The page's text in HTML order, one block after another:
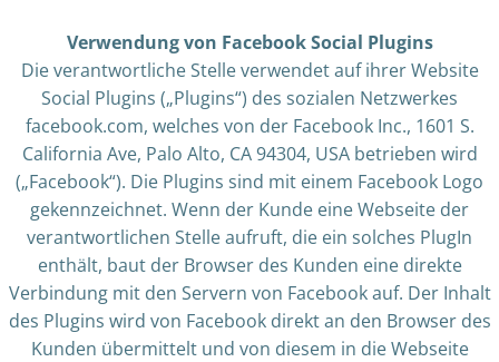
Verwendung von Facebook Social Plugins
Die verantwortliche Stelle verwendet auf ihrer Website
Social Plugins („Plugins“) des sozialen Netzwerkes
facebook.com, welches von der Facebook Inc., 1601 S.
California Ave, Palo Alto, CA 94304, USA betrieben wird
(„Facebook“). Die Plugins sind mit einem Facebook Logo
gekennzeichnet. Wenn der Kunde eine Webseite der
verantwortlichen Stelle aufruft, die ein solches PlugIn
enthält, baut der Browser des Kunden eine direkte
Verbindung mit den Servern von Facebook auf. Der Inhalt
des Plugins wird von Facebook direkt an den Browser des
Kunden übermittelt und von diesem in die Webseite